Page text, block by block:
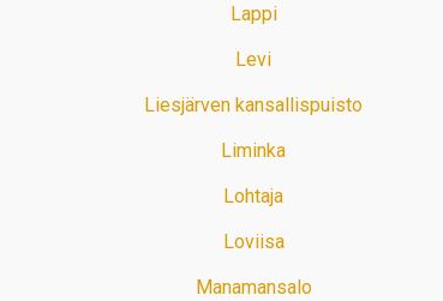
Lappi
Levi
Liesjärven kansallispuisto
Liminka
Lohtaja
Loviisa
Manamansalo